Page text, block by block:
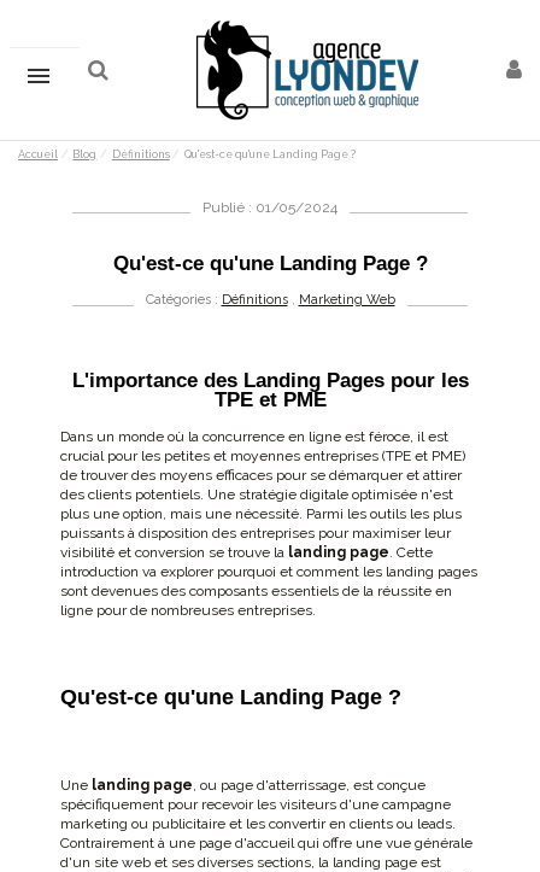
Accueil Blog Définitions Qu'est-ce qu'une Landing Page ?
Publié : 01/05/2024
Qu'est-ce qu'une Landing Page ?
Catégories : Définitions, Marketing Web
L'importance des Landing Pages pour les
TPE et PME
Dans un monde où la concurrence en ligne est féroce, il est
crucial pour les petites et moyennes entreprises (TPE et PME)
de trouver des moyens efficaces pour se démarquer et attirer
des clients potentiels. Une stratégie digitale optimisée n'est
plus une option, mais une nécessité. Parmi les outils les plus
puissants à disposition des entreprises pour maximiser leur
visibilité et conversion se trouve la landing page. Cette
introduction va explorer pourquoi et comment les landing pages
sont devenues des composants essentiels de la réussite en
ligne pour de nombreuses entreprises.
Qu'est-ce qu'une Landing Page ?
Une landing page, ou page d'atterrissage, est conçue
spécifiquement pour recevoir les visiteurs d'une campagne
marketing ou publicitaire et les convertir en clients ou leads.
Contrairement à une page d'accueil qui offre une vue générale
d'un site web et ses diverses sections, la landing page est